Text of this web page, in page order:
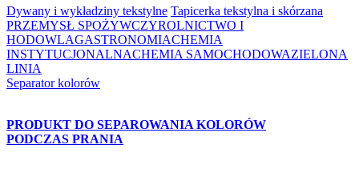
Dywany i wykładziny tekstylne Tapicerka tekstylna i skórzana
PRZEMYSŁ SPOŻYWCZYROLNICTWO I
HODOWLAGASTRONOMIACHEMIA
INSTYTUCJONALNACHEMIA SAMOCHODOWAZIELONA
LINIA
Separator kolorów
PRODUKT DO SEPAROWANIA KOLORÓW
PODCZAS PRANIA